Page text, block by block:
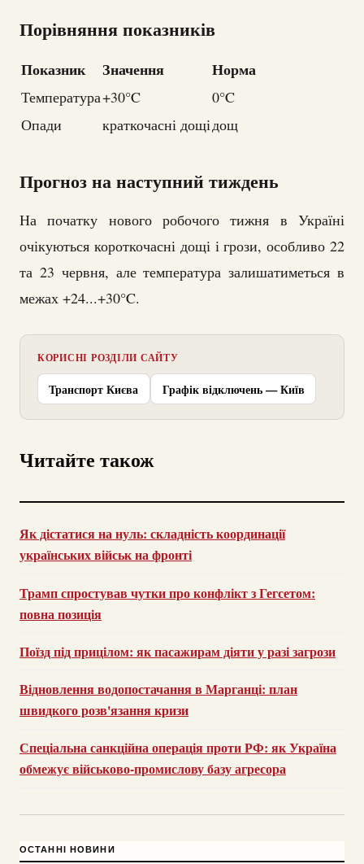
Порівняння показників
Показник Значення Норма
Температура+30°C
0°C
Опади
краткочасні дощідощ
Прогноз на наступний тиждень
На початку нового робочого тижня в Україні
очікуються короткочасні дощі і грози, особливо 22
та 23 червня, але температура залишатиметься в
межах +24...+30°C.
КОРИСНІ РОЗДІЛИ САЙТУ
Транспорт Києва Графік відключень — Київ
Читайте також
Як дістатися на нуль: складність координації
українських військ на фронті
Трамп спростував чутки про конфлікт з Гегсетом:
повна позиція
Поїзд під прицілом: як пасажирам діяти у разі загрози
Відновлення водопостачання в Марганці: план
швидкого розв'язання кризи
Спеціальна санкційна операція проти РФ: як Україна
обмежує військово-промислову базу агресора
ОСТАННІ НОВИНИ